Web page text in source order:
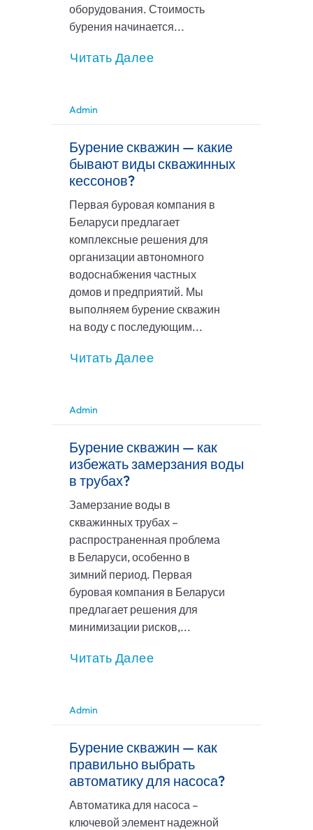
оборудования. Стоимость
бурения начинается...
Читать Далее
Admin
Бурение скважин — какие
бывают виды скважинных
кессонов?
Первая буровая компания в
Беларуси предлагает
комплексные решения для
организации автономного
водоснабжения частных
домов и предприятий. Мы
выполняем бурение скважин
на воду с последующим...
Читать Далее
Admin
Бурение скважин — как
избежать замерзания воды
в трубах?
Замерзание воды в
скважинных трубах –
распространенная проблема
в Беларуси, особенно в
зимний период. Первая
буровая компания в Беларуси
предлагает решения для
минимизации рисков,...
Читать Далее
Admin
Бурение скважин — как
правильно выбрать
автоматику для насоса?
Автоматика для насоса –
ключевой элемент надежной